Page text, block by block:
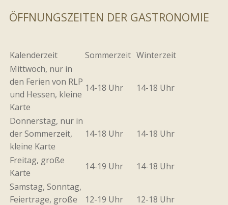
ÖFFNUNGSZEITEN DER GASTRONOMIE
Kalenderzeit Sommerzeit Winterzeit
Mittwoch, nur in
den Ferien von RLP
und Hessen, kleine
Karte
14-18 Uhr 14-18 Uhr
Donnerstag, nur in
der Sommerzeit,
kleine Karte
14-18 Uhr 14-18 Uhr
Freitag, große
Karte
14-19 Uhr
14-18 Uhr
Samstag, Sonntag,
Feiertrage, große
12-19 Uhr 12-18 Uhr